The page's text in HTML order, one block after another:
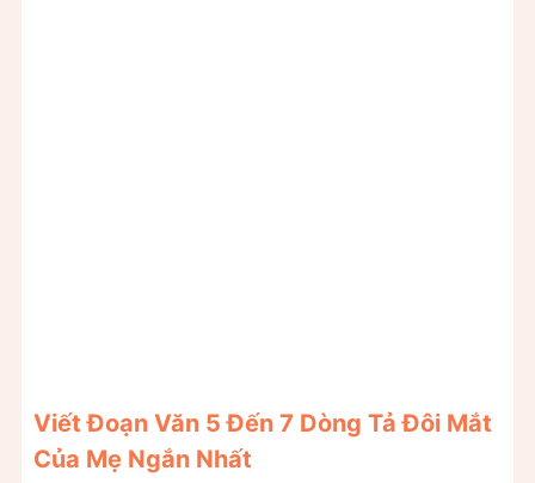
Viết Đoạn Văn 5 Đến 7 Dòng Tả Đôi Mắt
Của Mẹ Ngắn Nhất